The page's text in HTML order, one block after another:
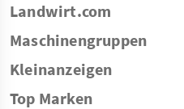
Landwirt.com
Maschinengruppen
Kleinanzeigen
Top Marken